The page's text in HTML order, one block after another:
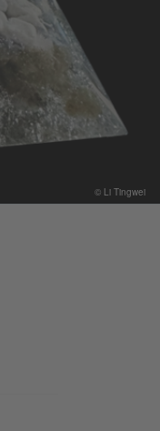
© Li Tingwei